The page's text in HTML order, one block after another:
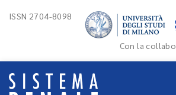
ISSN 2704-8098
Con la